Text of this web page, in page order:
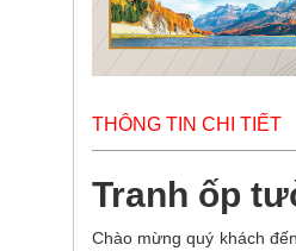
THÔNG TIN CHI TIẾT
Tranh ốp
Chào mừng quý khách